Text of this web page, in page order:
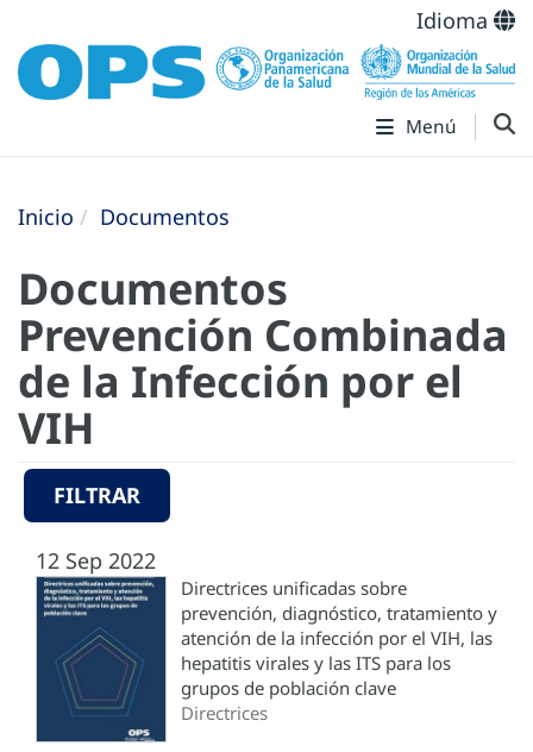
Idioma
Menú
Inicio Documentos
Documentos
Prevención Combinada
de la Infección por el
VIH
FILTRAR
12 Sep 2022
Directrices unificadas sobre
prevención, diagnóstico, tratamiento y
atención de la infección por el VIH, las
hepatitis virales y las ITS para los
grupos de población clave
Directrices